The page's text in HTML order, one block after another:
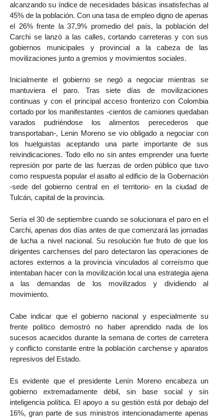
alcanzando su índice de necesidades básicas insatisfechas al
45% de la población. Con una tasa de empleo digno de apenas
el 26% frente la 37,9% promedio del país, la población del
Carchi se lanzó a las calles, cortando carreteras y con sus
gobiernos municipales y provincial a la cabeza de las
movilizaciones junto a gremios y movimientos sociales.
Inicialmente el gobierno se negó a negociar mientras se
mantuviera el paro. Tras siete días de movilizaciones
continuas y con el principal acceso fronterizo con Colombia
cortado por los manifestantes -cientos de camiones quedaban
varados pudriéndose los alimentos perecederos que
transportaban-, Lenin Moreno se vio obligado a negociar con
los huelguistas aceptando una parte importante de sus
reivindicaciones. Todo ello no sin antes emprender una fuerte
represión por parte de las fuerzas de orden público que tuvo
como respuesta popular el asalto al edificio de la Gobernación
-sede del gobierno central en el territorio- en la ciudad de
Tulcán, capital de la provincia.
Sería el 30 de septiembre cuando se solucionara el paro en el
Carchi, apenas dos días antes de que comenzará las jornadas
de lucha a nivel nacional. Su resolución fue fruto de que los
dirigentes carchenses del paro detectaron las operaciones de
actores externos a la provincia vinculados al correísmo que
intentaban hacer con la movilización local una estrategia ajena
a las demandas de los movilizados y dividiendo al
movimiento.
Cabe indicar que el gobierno nacional y especialmente su
frente político demostró no haber aprendido nada de los
sucesos acaecidos durante la semana de cortes de carretera
y conflicto constante entre la población carchense y aparatos
represivos del Estado.
Es evidente que el presidente Lenín Moreno encabeza un
gobierno extremadamente débil, sin base social y sin
inteligencia política. El apoyo a su gestión está por debajo del
16%, gran parte de sus ministros intencionadamente apenas